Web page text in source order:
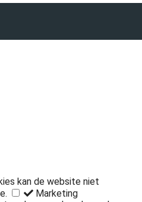
kan de website niet
Marketing